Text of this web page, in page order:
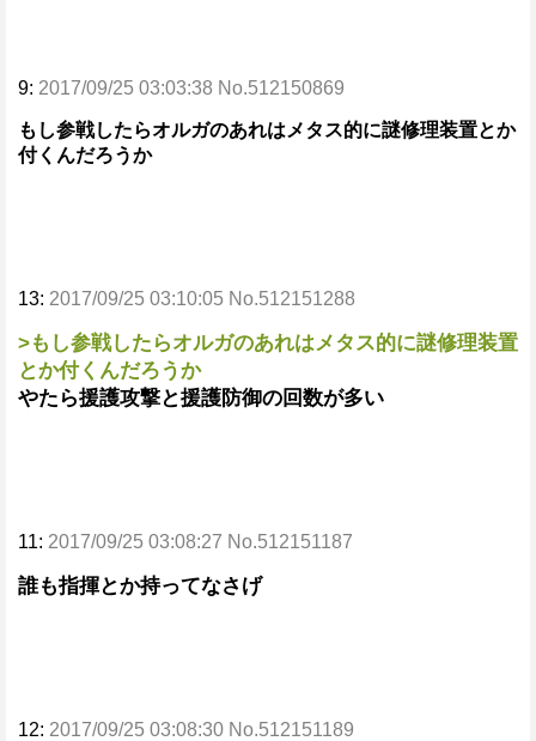
9: 2017/09/25 03:03:38 No.512150869
もし参戦したらオルガのあれはメタス的に謎修理装置とか
付くんだろうか
13: 2017/09/25 03:10:05 No.512151288
>もし参戦したらオルガのあれはメタス的に謎修理装置
とか付くんだろうか
やたら援護攻撃と援護防御の回数が多い
11: 2017/09/25 03:08:27 No.512151187
誰も指揮とか持ってなさげ
12: 2017/09/25 03:08:30 No.512151189